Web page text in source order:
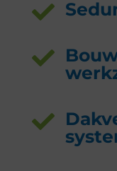


